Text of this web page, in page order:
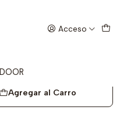
Acceso
Agregar al Carro